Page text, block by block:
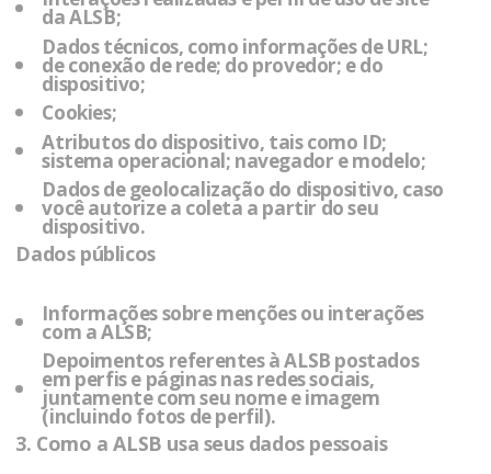
daALSB;
Dados técnicos, como informações de URL;
de conexão de rede; do provedor; e do
dispositivo;
Cookies;
Atributos do dispositivo, tais como ID;
sistema operacional; navegador e modelo;
Dados de geolocalização do dispositivo, caso
você autorize a coleta a partir do seu
dispositivo.
Dados públicos
Informações sobre menções ou interações
com aALSB;
Depoimentos referentes àALSB postados
em perfis e páginas nas redes sociais,
juntamente com seu nome e imagem
(incluindo fotos de perfil).
3. Como a ALSB usa seus dados pessoais